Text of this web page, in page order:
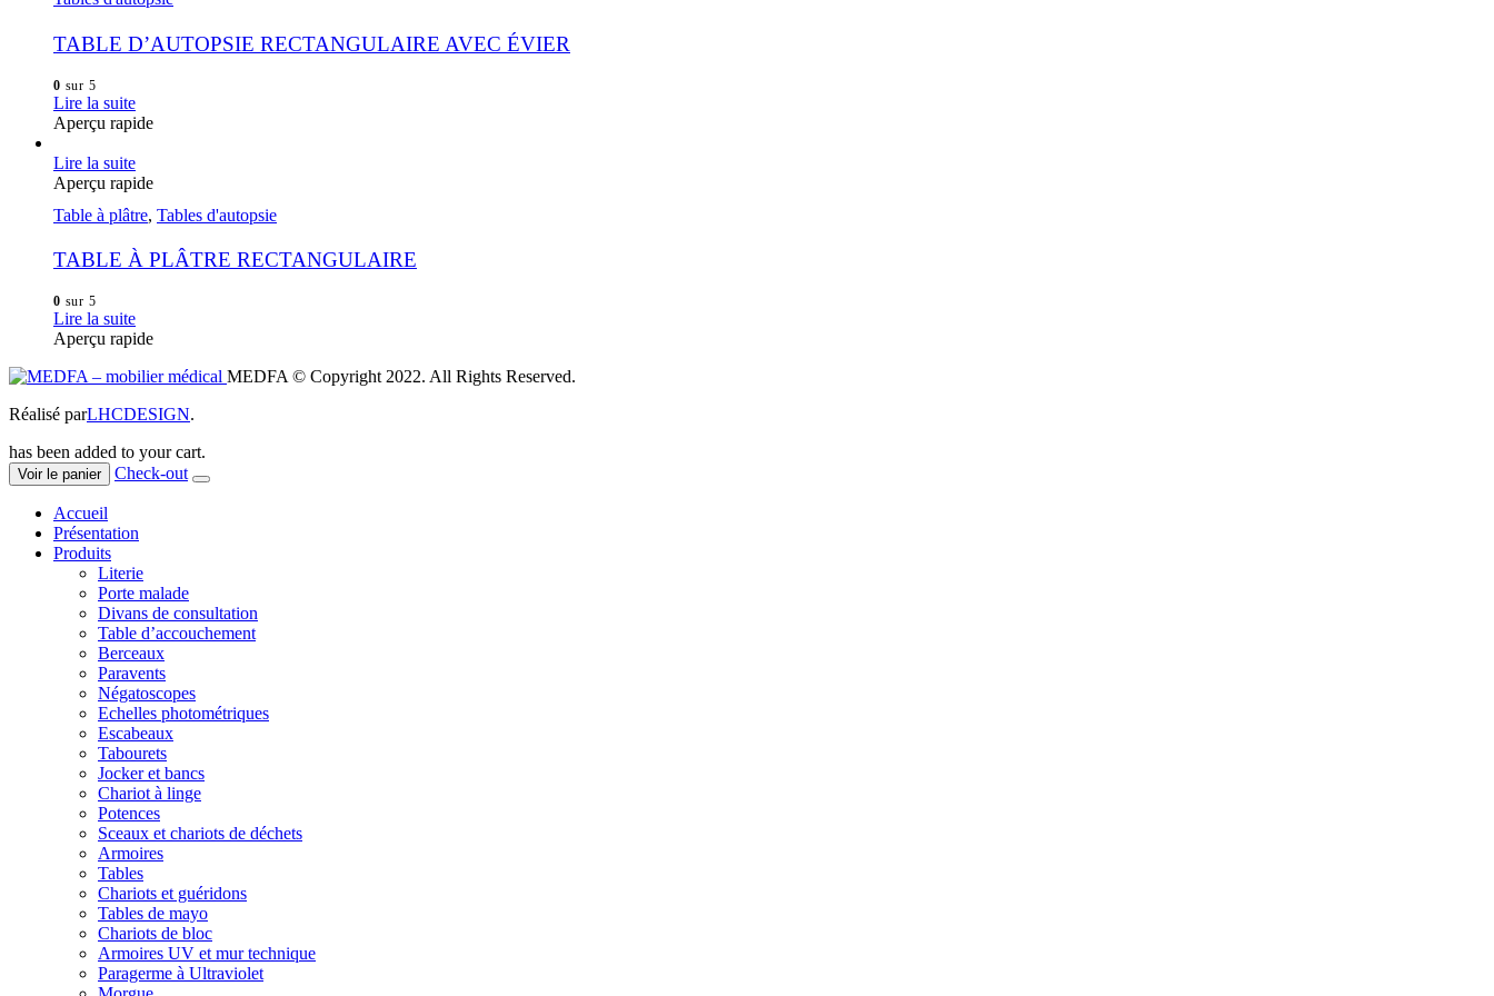
TABLE D’AUTOPSIE RECTANGULAIRE AVEC ÉVIER
0 sur 5
Lire la suite
Aperçu rapide
Lire la suite
Aperçu rapide
Table à plâtre, Tables d'autopsie
TABLE À PLÂTRE RECTANGULAIRE
0 sur 5
Lire la suite
Aperçu rapide
MEDFA © Copyright 2022. All Rights Reserved.
Réalisé parLHCDESIGN.
has been added to your cart.
Voir le panier Check-out
Accueil
Présentation
Produits
Literie
Porte malade
Divans de consultation
Table d’accouchement
Berceaux
Paravents
Négatoscopes
Echelles photométriques
Escabeaux
Tabourets
Jocker et bancs
Chariot à linge
Potences
Sceaux et chariots de déchets
Armoires
Tables
Chariots et guéridons
Tables de mayo
Chariots de bloc
Armoires UV et mur technique
Paragerme à Ultraviolet